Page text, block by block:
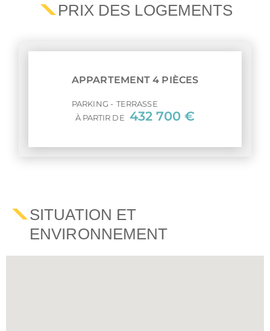
PRIX DES LOGEMENTS
APPARTEMENT 4 PIÈCES
PARKING
TERRASSE
À PARTIR DE 432 700 €
SITUATION ET
ENVIRONNEMENT